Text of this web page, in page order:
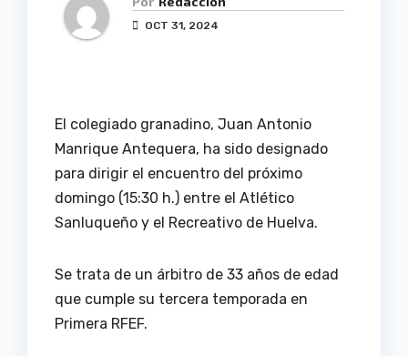
OCT 31, 2024
El colegiado granadino, Juan Antonio
Manrique Antequera, ha sido designado
para dirigir el encuentro del próximo
domingo (15:30 h.) entre el Atlético
Sanluqueño y el Recreativo de Huelva.
Se trata de un árbitro de 33 años de edad
que cumple su tercera temporada en
Primera RFEF.